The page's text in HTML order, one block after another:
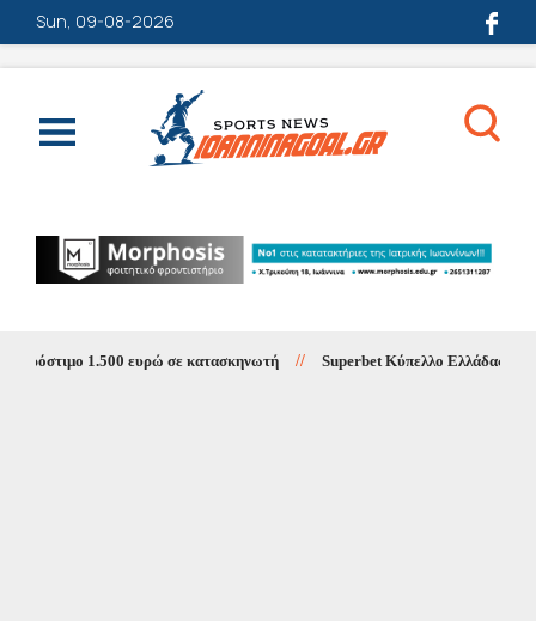
Sun, 09-08-2026
1.500 ευρώ σε κατασκηνωτή // Superbet Κύπελλο Ελλάδας: Πρόγραμμα